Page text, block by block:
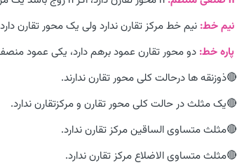
نیم خط: نیم خط مرکز تقارن ندارد ولی یک محور تقارن
پاره خط: دو محور تقارن عمود برهم دارد، یکی عمود
🔴ذوزنقه ها درحالت کلی محور تقارن ندارند.
🔴یک مثلث در حالت کلی محور تقارن و مرکزتقارن ندارد.
🔴مثلث متساوی الساقین مرکز تقارن ندارد.
🔴مثلث متساوی الاضلاع مرکز تقارن ندارد.